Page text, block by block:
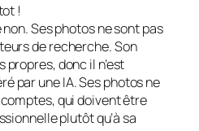
!
Ses photos ne sont pas
de recherche. Son
donc il n’est
par une IA. Ses photos ne
qui doivent être
plutôt qu’à sa